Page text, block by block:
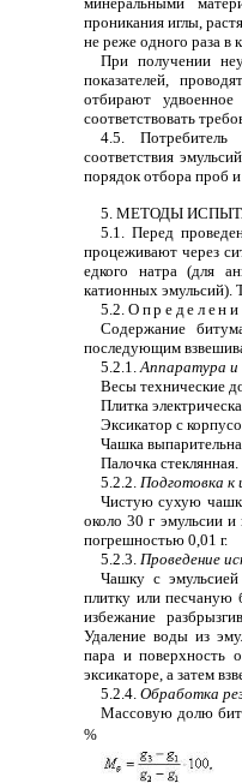
проникания иглы,
не реже одного раза в
При получении
показателей,
отбирают
соответствовать
4.5.
соответствия
порядок отбора проб
5. МЕТОДЫ
5.1. Перед
процеживают через
едкого натра (для
катионных эмульсий).
5.2.
Содержание
последующим
5.2.1.Аппаратура
Весы технические
Плитка
Эксикатор с
Чашка
Палочка стеклянная.
5.2.2. Подготовка
Чистую сухую
около 30 г эмульсии
погрешностью 0,01 г.
5.2.3. Проведение
Чашку с
плитку или песчаную
избежание
Удаление воды из
пара и поверхность
эксикаторе, а затем
5.2.4. Обработка
Массовую долю
%